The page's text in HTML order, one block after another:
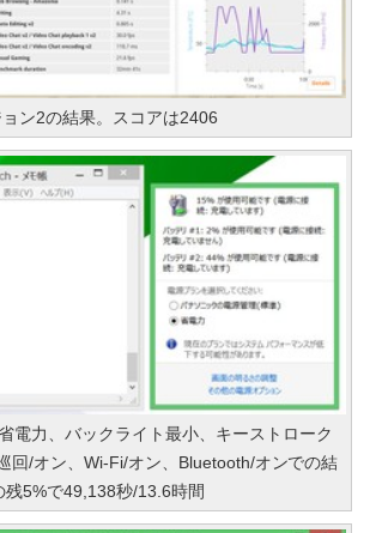
ン2の結果。スコアは2406
電力、バックライト最小、キーストローク
回/オン、Wi-Fi/オン、Bluetooth/オンでの結
5%で49,138秒/13.6時間